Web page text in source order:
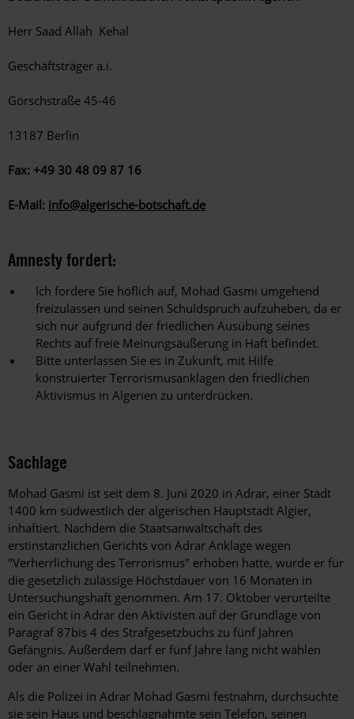
Herr Saad Allah Kehal
Geschäftsträger a.i.
Görschstraße 45-46
13187 Berlin
Fax: +49 30 48 09 87 16
E-Mail: info@algerische-botschaft.de
Amnesty fordert:
Ich fordere Sie höflich auf, Mohad Gasmi umgehend
freizulassen und seinen Schuldspruch aufzuheben, da er
sich nur aufgrund der friedlichen Ausübung seines
Rechts auf freie Meinungsäußerung in Haft befindet.
Bitte unterlassen Sie es in Zukunft, mit Hilfe
konstruierter Terrorismusanklagen den friedlichen
Aktivismus in Algerien zu unterdrücken.
Sachlage
Mohad Gasmi ist seit dem 8. Juni 2020 in Adrar, einer Stadt
1400 km südwestlich der algerischen Hauptstadt Algier,
inhaftiert. Nachdem die Staatsanwaltschaft des
erstinstanzlichen Gerichts von Adrar Anklage wegen
"Verherrlichung des Terrorismus" erhoben hatte, wurde er für
die gesetzlich zulässige Höchstdauer von 16 Monaten in
Untersuchungshaft genommen. Am 17. Oktober verurteilte
ein Gericht in Adrar den Aktivisten auf der Grundlage von
Paragraf 87bis 4 des Strafgesetzbuchs zu fünf Jahren
Gefängnis. Außerdem darf er fünf Jahre lang nicht wählen
oder an einer Wahl teilnehmen.
Als die Polizei in Adrar Mohad Gasmi festnahm, durchsuchte
sie sein Haus und beschlagnahmte sein Telefon, seinen